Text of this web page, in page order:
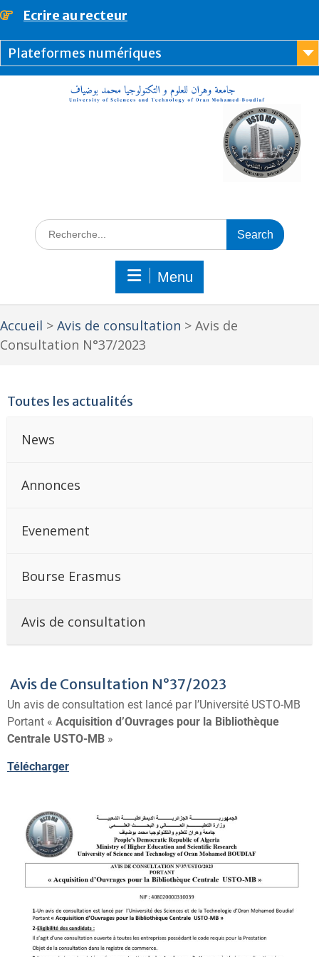
principal
Ecrire au recteur
Plateformes numériques
Menu
Accueil > Avis de consultation > Avis de
Consultation N°37/2023
Toutes les actualités
News
Annonces
Evenement
Bourse Erasmus
Avis de consultation
Avis de Consultation N°37/2023
Un avis de consultation est lancé par l’Université USTO-MB
Portant « Acquisition d’Ouvrages pour la Bibliothèque
Centrale USTO-MB »
Télécharger